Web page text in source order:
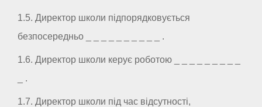
1.5. Директор школи підпорядковується
безпосередньо _ _ _ _ _ _ _ _ _ _ .
1.6. Директор школи керує роботою _ _ _ _ _ _ _ _ _
_ .
1.7. Директор школи під час відсутності,